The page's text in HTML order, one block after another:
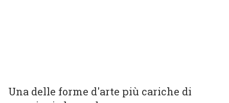
Una delle forme d'arte più cariche di